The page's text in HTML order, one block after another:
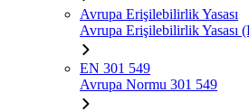
Avrupa Erişilebilirlik Yasası
Avrupa Erişilebilirlik Yasası
EN 301 549
Avrupa Normu 301 549